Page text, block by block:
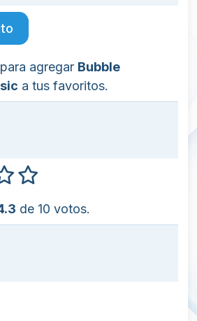
agregar Bubble
a tus favoritos.
de 10 votos.